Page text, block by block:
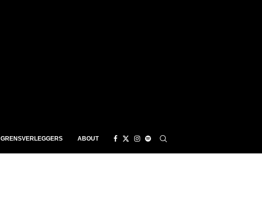
GRENSVERLEGGERS ABOUT